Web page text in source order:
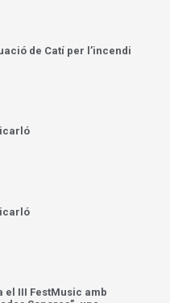
de Catí per l’incendi
el III FestMusic amb